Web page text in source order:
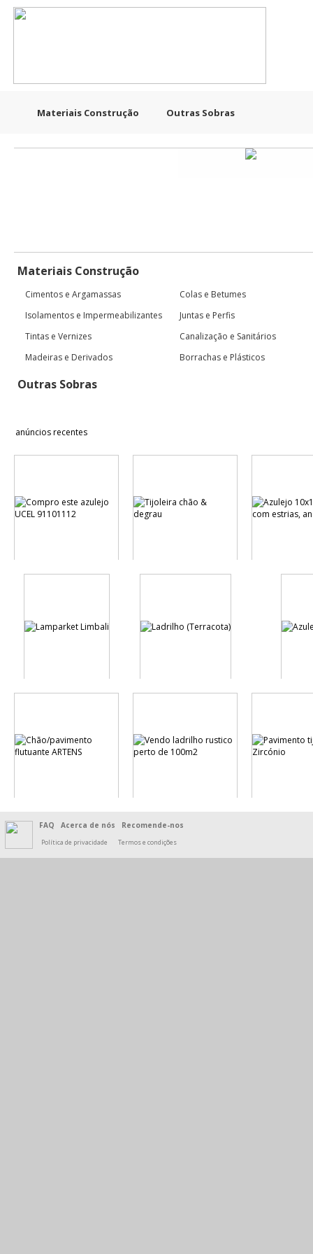
Materiais Construção Outras Sobras
Materiais Construção
Cimentos e Argamassas
Colas e Betumes
Isolamentos e Impermeabilizantes
Juntas e Perfis
Tintas e Vernizes
Canalização e Sanitários
Madeiras e Derivados
Borrachas e Plásticos
Outras Sobras
anúncios recentes
FAQ Acerca de nós Recomende-nos
Política de privacidade Termos e condições